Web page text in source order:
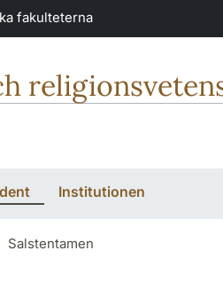
fakulteterna
Institutionen
Salstentamen